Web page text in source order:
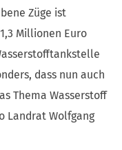
Züge ist
Millionen Euro
dass nun auch
Thema Wasserstoff
Landrat Wolfgang